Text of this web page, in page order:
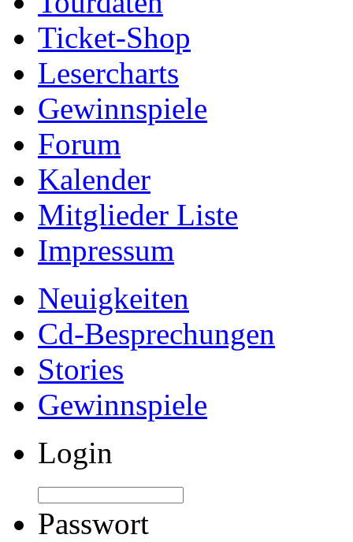
Ticket-Shop
Lesercharts
Gewinnspiele
Forum
Kalender
Mitglieder Liste
Impressum
Neuigkeiten
Cd-Besprechungen
Stories
Gewinnspiele
Login
Passwort